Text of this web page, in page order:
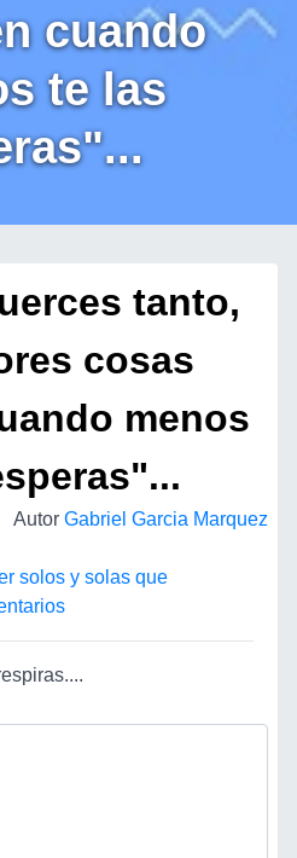
cuando
te las
tanto,
cosas
menos
Autor Gabriel Garcia Marquez
solos y solas que